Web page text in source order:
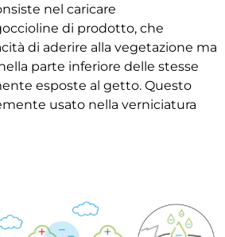
nel caricare
di prodotto, che
di aderire alla vegetazione ma
parte inferiore delle stesse
esposte al getto. Questo
usato nella verniciatura